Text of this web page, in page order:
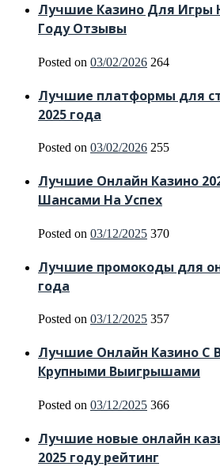
Лучшие Казино Для Игры
Году Отзывы
Posted on 03/02/2026 264
Лучшие платформы для
2025 года
Posted on 03/02/2026 255
Лучшие Онлайн Казино
Шансами На Успех
Posted on 03/12/2025 370
Лучшие промокоды для
года
Posted on 03/12/2025 357
Лучшие Онлайн Казино С
Крупными Выигрышами
Posted on 03/12/2025 366
Лучшие новые онлайн
2025 году рейтинг